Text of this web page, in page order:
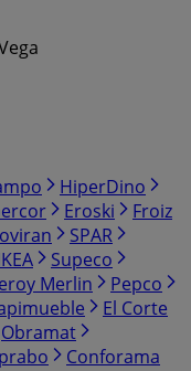
HiperDino
Eroski
Froiz
SPAR
Supeco
Merlin
Pepco
El Corte
Obramat
Conforama